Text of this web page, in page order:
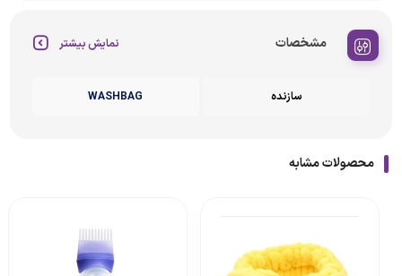
مشخصات نمایش بیشتر
سازنده WASHBAG
محصولات مشابه